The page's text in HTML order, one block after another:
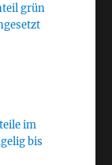
grün
im
bis